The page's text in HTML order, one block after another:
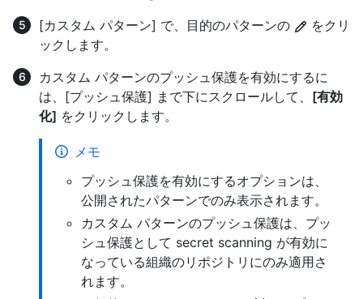
[カスタム パターン] で、目的のパターンの
をクリ
ックします。
カスタム パターンのプッシュ保護を有効にするに
は、[プッシュ保護] まで下にスクロールして、 [有効
化] をクリックします。
メモ
プッシュ保護を有効にするオプションは、
公開されたパターンでのみ表示されます。
カスタム パターンのプッシュ保護は、プッ
シュ保護として secret scanning が有効に
なっている組織のリポジトリにのみ適用さ
れます。